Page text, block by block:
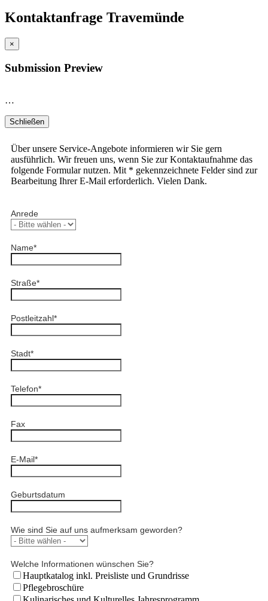
Kontaktanfrage Travemünde
×
Submission Preview
…
Schließen
Über unsere Service-Angebote informieren wir Sie gern
ausführlich. Wir freuen uns, wenn Sie zur Kontaktaufnahme das
folgende Formular nutzen. Mit * gekennzeichnete Felder sind zur
Bearbeitung Ihrer E-Mail erforderlich. Vielen Dank.
Anrede
Name*
Straße*
Postleitzahl*
Stadt*
Telefon*
Fax
E-Mail*
Geburtsdatum
Wie sind Sie auf uns aufmerksam geworden?
Welche Informationen wünschen Sie?
Hauptkatalog inkl. Preisliste und Grundrisse
Pflegebroschüre